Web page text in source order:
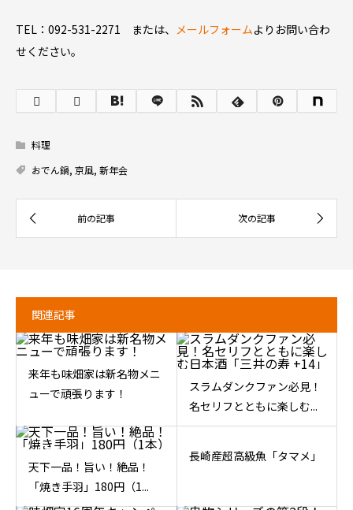
TEL：092-531-2271 または、 メールフォームよりお問い合わ
せください。
料理
おでん鍋, 京風, 新年会
関連記事
来年も味畑家は新名物メニ
ューで頑張ります！
スラムダンクファン必見！
名セリフとともに楽しむ...
天下一品！旨い！絶品！
「焼き手羽」180円（1...
長崎産超高級魚「タマメ」